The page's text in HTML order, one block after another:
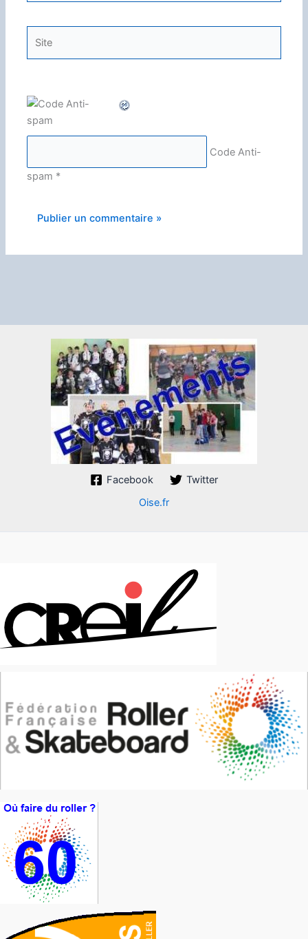
Code Anti-
spam *
Facebook
Twitter
Oise.fr